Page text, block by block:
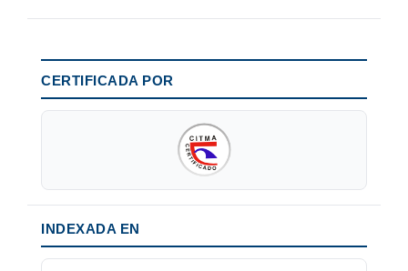
CERTIFICADA POR
INDEXADA EN